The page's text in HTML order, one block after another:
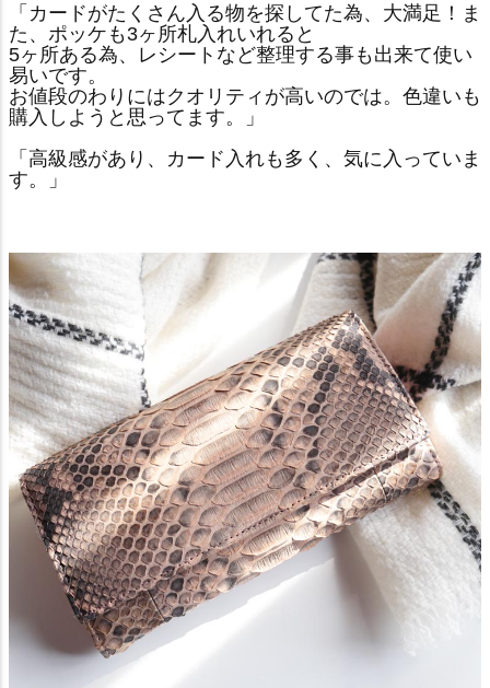
「カードがたくさん入る物を探してた為、大満足！ま
た、ポッケも3ヶ所札入れいれると
5ヶ所ある為、レシートなど整理する事も出来て使い
易いです。
お値段のわりにはクオリティが高いのでは。色違いも
購入しようと思ってます。」
「高級感があり、カード入れも多く、気に入っていま
す。」